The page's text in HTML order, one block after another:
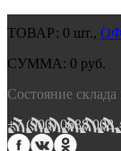
ТОВАР: 0 шт.,
СУММА: 0 руб.
Состояние
+7 (900) 0688 008.